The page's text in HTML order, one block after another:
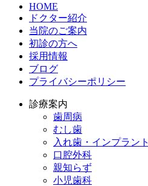
HOME
ドクター紹介
当院のご案内
初診の方へ
採用情報
ブログ
プライバシーポリシー
診療案内
歯周病
むし歯
入れ歯・インプラント
口腔外科
親知らず
小児歯科